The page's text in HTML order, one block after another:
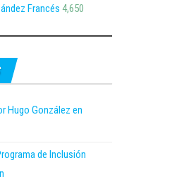
Francés 4,650
Hugo González en
de Inclusión